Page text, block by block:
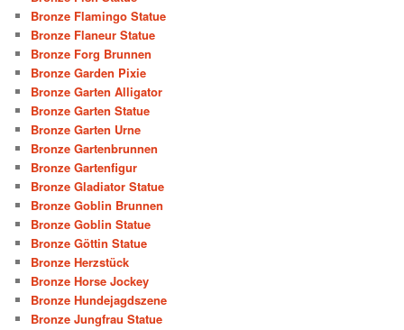
Bronze Flamingo Statue
Bronze Flaneur Statue
Bronze Forg Brunnen
Bronze Garden Pixie
Bronze Garten Alligator
Bronze Garten Statue
Bronze Garten Urne
Bronze Gartenbrunnen
Bronze Gartenfigur
Bronze Gladiator Statue
Bronze Goblin Brunnen
Bronze Goblin Statue
Bronze Göttin Statue
Bronze Herzstück
Bronze Horse Jockey
Bronze Hundejagdszene
Bronze Jungfrau Statue